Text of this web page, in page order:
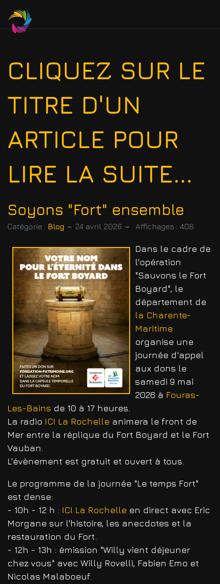
CLIQUEZ SUR LE
TITRE D'UN
ARTICLE POUR
LIRE LA SUITE...
Soyons "Fort" ensemble
Catégorie : Blog 24 avril 2026 Affichages : 408
Dans le cadre de
l'opération
"Sauvons le Fort
Boyard", le
département de
la Charente-
Maritime
organise une
journée d'appel
aux dons le
samedi 9 mai
2026 à Fouras-
Les-Bains de 10 à 17 heures.
La radio ICI La Rochelle animera le front de
Mer entre la réplique du Fort Boyard et le Fort
Vauban.
L'évènement est gratuit et ouvert à tous.
Le programme de la journée "Le temps Fort"
est dense:
- 10h - 12 h : ICI La Rochelle en direct avec Eric
Morgane sur l'histoire, les anecdotes et la
restauration du Fort.
- 12h - 13h : émission "Willy vient déjeuner
chez vous" avec Willy Rovelli, Fabien Emo et
Nicolas Malaboeuf.